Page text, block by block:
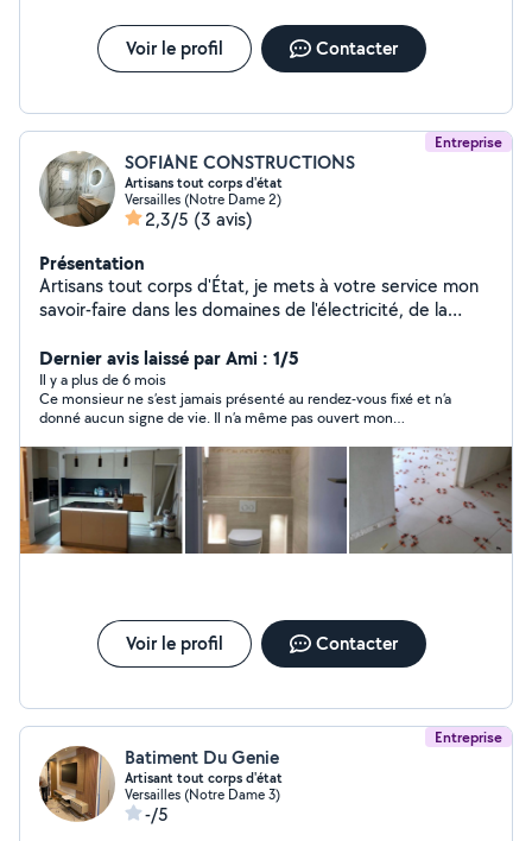
Voir le profil Contacter
Entreprise
SOFIANE CONSTRUCTIONS
Artisans tout corps d'état
Versailles (Notre Dame 2)
2,3/5 (3 avis)
Présentation
Artisans tout corps d'État, je mets à votre service mon
savoir-faire dans les domaines de l'électricité, de la
de rénovation et d'aménagement intérieur. Polyvalent,
rigoureux et à l'écoute, j'interviens rapidement pour des
prestations soignées, adaptées à vos besoins et à votre
budget.
Dernier avis laissé par Ami : 1/5
Il y a plus de 6 mois
Ce monsieur ne s’est jamais présenté au rendez-vous fixé et n’a
donné aucun signe de vie. Il n’a même pas ouvert mon
mentionnant qu’il ne s’était déjà pas présenté à un rendez-vous.
Je confirme qu’il n’est pas fiable.
Voir le profil Contacter
Entreprise
Batiment Du Genie
Artisant tout corps d'état
Versailles (Notre Dame 3)
-/5